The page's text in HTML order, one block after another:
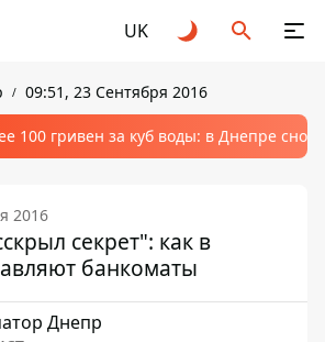
UK
09:51, 23 Сентября 2016
100 гривен за куб воды: в Днепре
2016
секрет": как в
банкоматы
Днепр